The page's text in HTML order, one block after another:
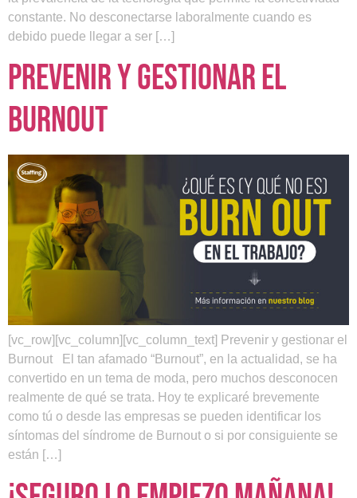
constante. No desconectarse laboralmente cuando es
debido puede llegar a ser […]
Prevenir y gestionar el
Burnout
[vc_row][vc_column][vc_column_text] Prevenir y gestionar el
Burnout El tan afamado “Burnout”, en la actualidad, se ha
convertido en un tema de moda, pero muchos desconocen
realmente de qué se trata. Hoy te explicaré brevemente
como tú o desde las empresas se pueden identificar los
síntomas del síndrome de Burnout o si por consiguiente se
están […]